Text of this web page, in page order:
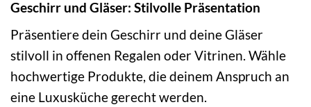
Geschirr und Gläser: Stilvolle Präsentation
Präsentiere dein Geschirr und deine Gläser
stilvoll in offenen Regalen oder Vitrinen. Wähle
hochwertige Produkte, die deinem Anspruch an
eine Luxusküche gerecht werden.